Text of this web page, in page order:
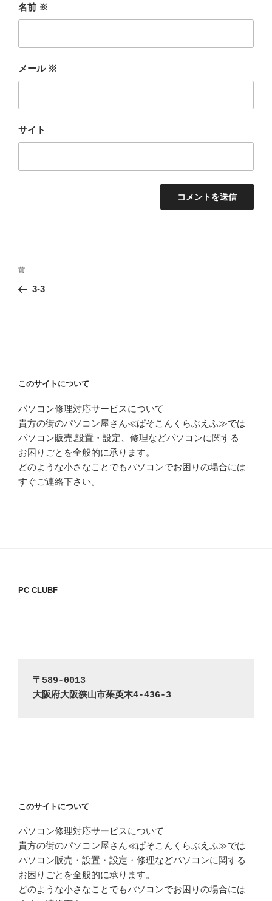
名前 ※
メール ※
サイト
投
ナ
ョ
前
の
前
3-3
このサイトについて
パソコン修理対応サービスについて
貴方の街のパソコン屋さん≪ぱそこんくらぶえふ≫では
パソコン販売,設置・設定、修理などパソコンに関する
お困りごとを全般的に承ります。
どのような小さなことでもパソコンでお困りの場合には
すぐご連絡下さい。
PC CLUBF
〒589-0013
大阪府大阪狭山市茱萸木4-436-3
このサイトについて
パソコン修理対応サービスについて
貴方の街のパソコン屋さん≪ぱそこんくらぶえふ≫では
パソコン販売・設置・設定・修理などパソコンに関する
お困りごとを全般的に承ります。
どのような小さなことでもパソコンでお困りの場合には